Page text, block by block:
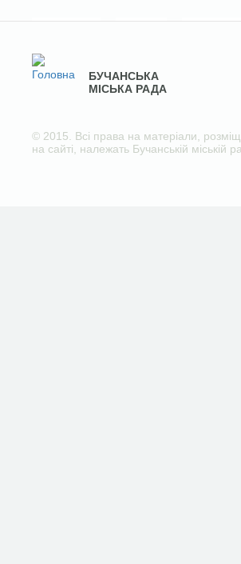
БУЧАНСЬКА
МІСЬКА РАДА
© 2015. Всі права на матеріали,
на сайті, належать Бучанській міській